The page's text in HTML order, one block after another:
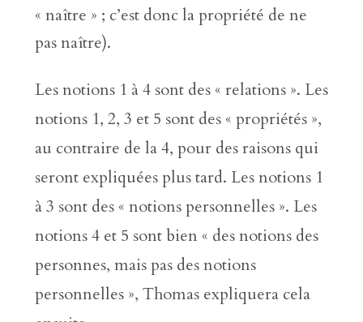
« naître » ; c’est donc la propriété de ne
pas naître).
Les notions 1 à 4 sont des « relations ». Les
notions 1, 2, 3 et 5 sont des « propriétés »,
au contraire de la 4, pour des raisons qui
seront expliquées plus tard. Les notions 1
à 3 sont des « notions personnelles ». Les
notions 4 et 5 sont bien « des notions des
personnes, mais pas des notions
personnelles », Thomas expliquera cela